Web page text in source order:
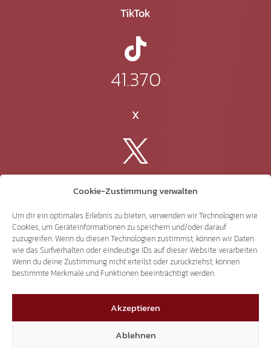
Cookie-Zustimmung verwalten
Um dir ein optimales Erlebnis zu bieten, verwenden wir Technologien wie
Cookies, um Geräteinformationen zu speichern und/oder darauf
zuzugreifen. Wenn du diesen Technologien zustimmst, können wir Daten
wie das Surfverhalten oder eindeutige IDs auf dieser Website verarbeiten.
Wenn du deine Zustimmung nicht erteilst oder zurückziehst, können
bestimmte Merkmale und Funktionen beeinträchtigt werden.
Akzeptieren
Ablehnen
TikTok
41.370
X
3.507
Threads
3.401
YouTube